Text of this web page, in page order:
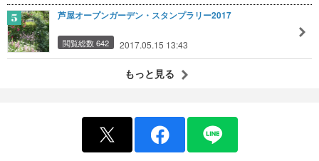
芦屋オープンガーデン・スタンプラリー2017
閲覧総数 642 2017.05.15 13:43
もっと見る